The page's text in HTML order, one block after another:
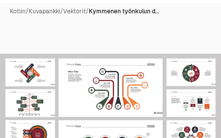
Kotiin/Kuvapankki/Vektorit/Kymmenen työnkulun d…